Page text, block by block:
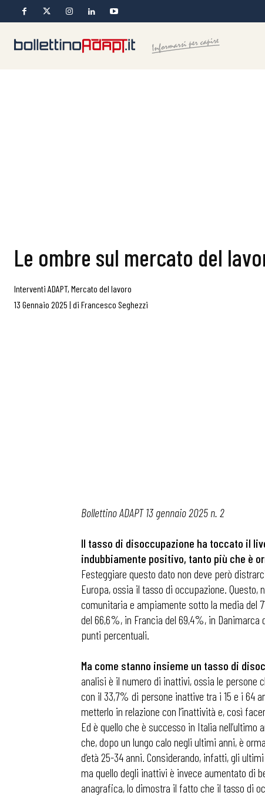
Le ombre sul mercato del
Interventi ADAPT, Mercato del lavoro
13 Gennaio 2025 | di Francesco Seghezzi
Bollettino ADAPT 13 gennaio 2025 n. 2
Il tasso di disoccupazione ha toccato il
indubbiamente positivo, tanto più che è
Festeggiare questo dato non deve però
Europa, ossia il tasso di occupazione.
comunitaria e ampiamente sotto la media del
del 66,6%, in Francia del 69,4%, in
punti percentuali.
Ma come stanno insieme un tasso di
analisi è il numero di inattivi, ossia le persone
con il 33,7% di persone inattive tra i 15 e i 64
metterlo in relazione con l’inattività e, così
Ed è quello che è successo in Italia
che, dopo un lungo calo negli ultimi anni, è
d’età 25-34 anni. Considerando, infatti, gli
ma quello degli inattivi è invece aumentato di
anagrafica, lo dimostra il fatto che il tasso di